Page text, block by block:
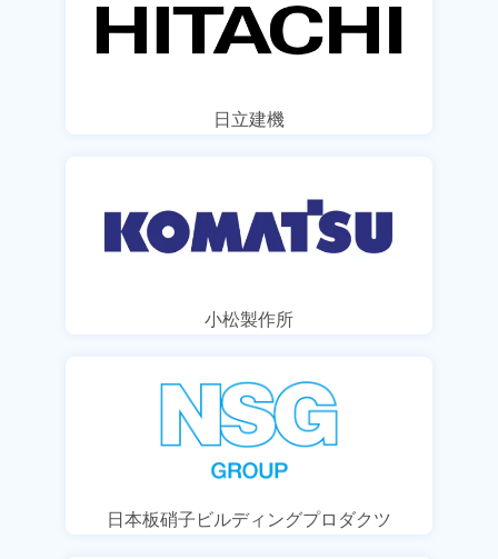
日立建機
小松製作所
日本板硝子ビルディングプロダクツ